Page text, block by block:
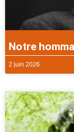
Notre
2 juin 2026